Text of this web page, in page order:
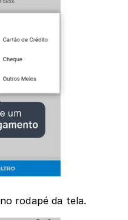
no rodapé da tela.